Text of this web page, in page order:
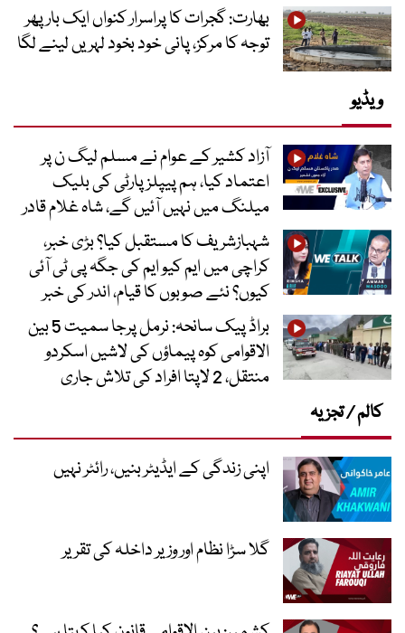
بھارت: گجرات کا پراسرار کنواں ایک بار پھر
توجہ کا مرکز، پانی خود بخود لہریں لینے لگا
ویڈیو
آزاد کشیر کے عوام نے مسلم لیگ ن پر
اعتماد کیا، ہم پیپلز پارٹی کی بلیک
میلنگ میں نہیں آئیں گے، شاہ غلام قادر
شہبازشریف کا مستقبل کیا؟ بڑی خبر،
کراچی میں ایم کیو ایم کی جگہ پی ٹی آئی
کیوں؟ نئے صوبوں کا قیام، اندر کی خبر
براڈ پیک سانحہ: نرمل پرجا سمیت 5 بین
الاقوامی کوہ پیماؤں کی لاشیں اسکردو
منتقل، 2 لاپتا افراد کی تلاش جاری
کالم / تجزیہ
اپنی زندگی کے ایڈیٹر بنیں، رائٹر نہیں
گلا سڑا نظام اور وزیر داخلہ کی تقریر